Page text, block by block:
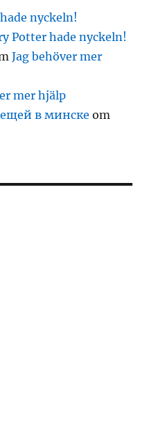
nyckeln!
Potter hade nyckeln!
Jag behöver mer
mer hjälp
в минске om